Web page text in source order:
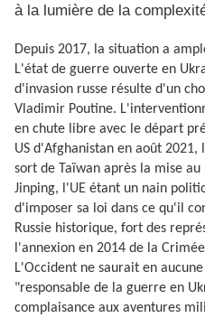
à la lumière de la
Depuis 2017, la situation a
L'état de guerre ouverte en
d'invasion russe résulte d'un
Vladimir Poutine.
en chute libre avec le départ
US d'Afghanistan en août
sort de Taïwan après la mise au
Jinping, l'UE étant un nain
d'imposer sa loi dans ce qu'il
Russie historique, fort des
l'annexion en 2014 de la
L'Occident ne saurait en
"responsable de la guerre en
complaisance aux aventures